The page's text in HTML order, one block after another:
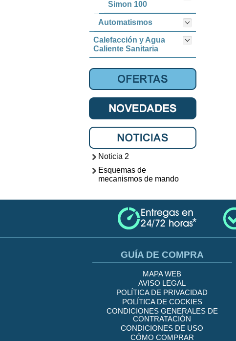
Simon 100
Automatismos
Calefacción y Agua
Caliente Sanitaria
Noticia 2
Esquemas de
mecanismos de mando
GUÍA DE COMPRA
MAPA WEB
AVISO LEGAL
POLÍTICA DE PRIVACIDAD
POLÍTICA DE COCKIES
CONDICIONES GENERALES DE
CONTRATACIÓN
CONDICIONES DE USO
CÓMO COMPRAR